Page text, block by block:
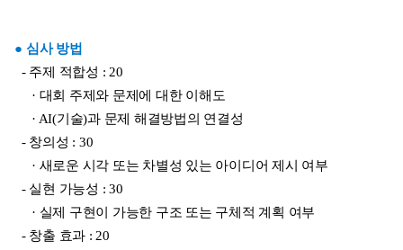
● 심사 방법
- 주제 적합성 : 20
· 대회 주제와 문제에 대한 이해도
· AI(기술)과 문제 해결방법의 연결성
- 창의성 : 30
· 새로운 시각 또는 차별성 있는 아이디어 제시 여부
- 실현 가능성 : 30
· 실제 구현이 가능한 구조 또는 구체적 계획 여부
- 창출 효과 : 20